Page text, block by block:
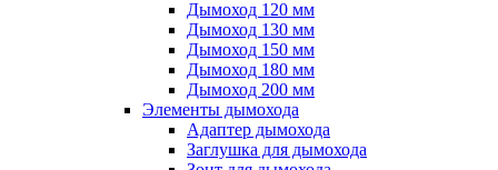
Дымоход 120 мм
Дымоход 130 мм
Дымоход 150 мм
Дымоход 180 мм
Дымоход 200 мм
Элементы дымохода
Адаптер дымохода
Заглушка для дымохода